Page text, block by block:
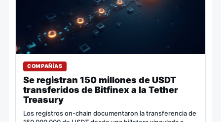
COMPAÑÍAS
Se registran 150 millones de USDT
transferidos de Bitfinex a la Tether
Treasury
Los registros on-chain documentaron la transferencia de